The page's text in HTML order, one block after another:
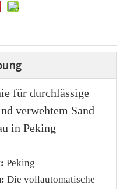
für durchlässige
verwehtem Sand
in Peking
Peking
Die vollautomatische